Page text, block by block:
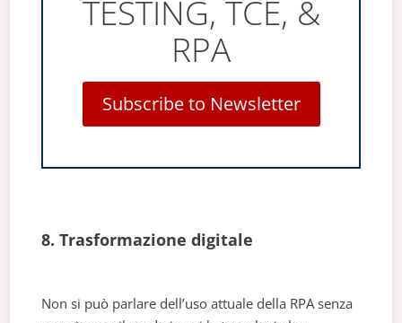
TESTING, TCE, &
RPA
Subscribe to Newsletter
8. Trasformazione digitale
Non si può parlare dell’uso attuale della RPA senza